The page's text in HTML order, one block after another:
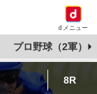
dメニュー
プロ野球（2軍）
8R